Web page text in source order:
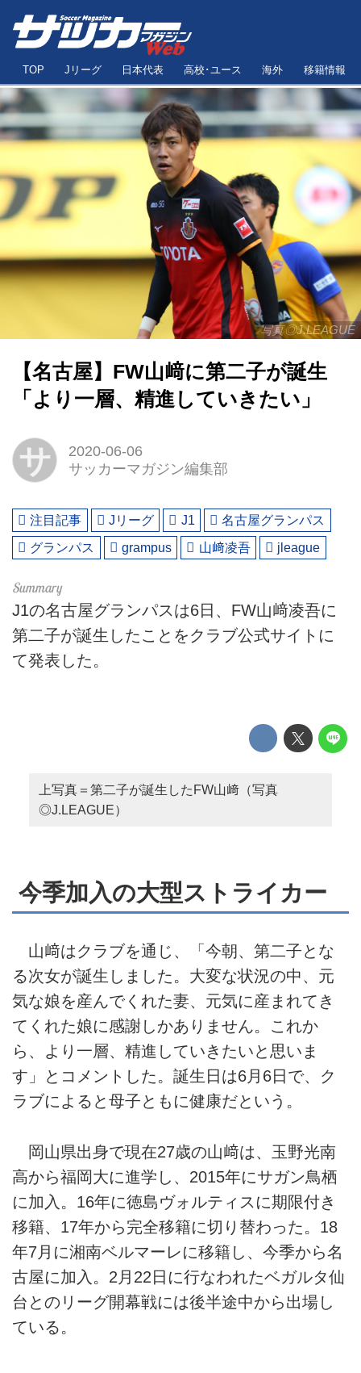
TOP Jリーグ 日本代表 高校･ユース 海外 移籍情報
写真◎J.LEAGUE
【名古屋】FW山﨑に第二子が誕生
「より一層、精進していきたい」
サ
2020-06-06
サッカーマガジン編集部
注目記事 Jリーグ J1
名古屋グランパス
グランパス
grampus 山﨑凌吾 jleague
J1の名古屋グランパスは6日、FW山﨑凌吾に
第二子が誕生したことをクラブ公式サイトに
て発表した。
上写真＝第二子が誕生したFW山﨑（写真
◎J.LEAGUE）
今季加入の大型ストライカー
山﨑はクラブを通じ、「今朝、第二子とな
る次女が誕生しました。大変な状況の中、元
気な娘を産んでくれた妻、元気に産まれてき
てくれた娘に感謝しかありません。これか
ら、より一層、精進していきたいと思いま
す」とコメントした。誕生日は6月6日で、ク
ラブによると母子ともに健康だという。
岡山県出身で現在27歳の山﨑は、玉野光南
高から福岡大に進学し、2015年にサガン鳥栖
に加入。16年に徳島ヴォルティスに期限付き
移籍、17年から完全移籍に切り替わった。18
年7月に湘南ベルマーレに移籍し、今季から名
古屋に加入。2月22日に行なわれたベガルタ仙
台とのリーグ開幕戦には後半途中から出場し
ている。